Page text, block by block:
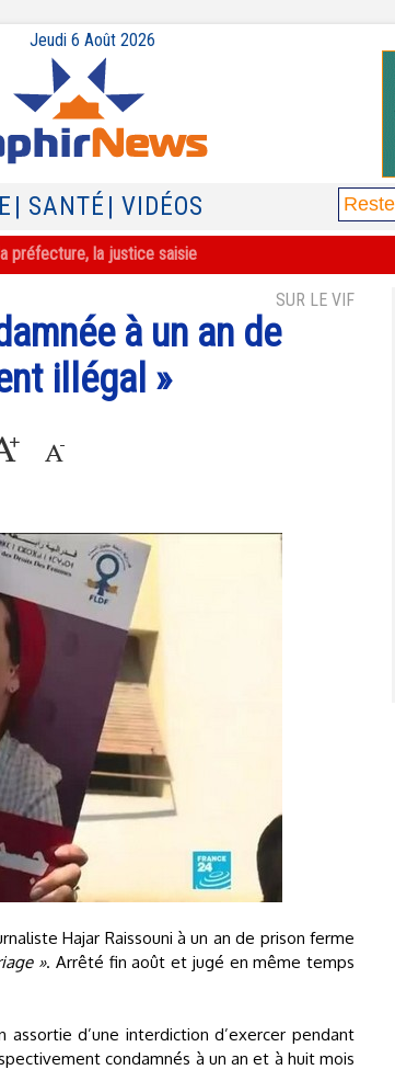
Jeudi 6 Août 2026
| SANTÉ | VIDÉOS
préfecture, la justice saisie
SUR LE VIF
à un an de
illégal »
Hajar Raissouni à un an de prison ferme
». Arrêté fin août et jugé en même temps
d’une interdiction d’exercer pendant
condamnés à un an et à huit mois